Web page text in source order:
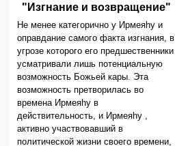
"Изгнание и возвращение"
Не менее категорично у Ирмеяhу и
оправдание самого факта изгнания, в
угрозе которого его предшественники
усматривали лишь потенциальную
возможность Божьей кары. Эта
возможность претворилась во
времена Ирмеяhу в
действительность, и Ирмеяhу ,
активно участвовавший в
политической жизни своего времени,